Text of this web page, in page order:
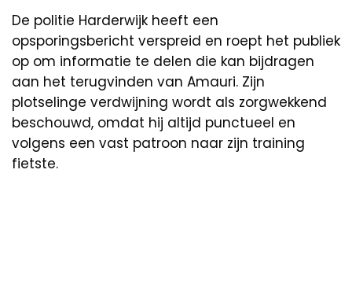
De politie Harderwijk heeft een
opsporingsbericht verspreid en roept het publiek
op om informatie te delen die kan bijdragen
aan het terugvinden van Amauri. Zijn
plotselinge verdwijning wordt als zorgwekkend
beschouwd, omdat hij altijd punctueel en
volgens een vast patroon naar zijn training
fietste.